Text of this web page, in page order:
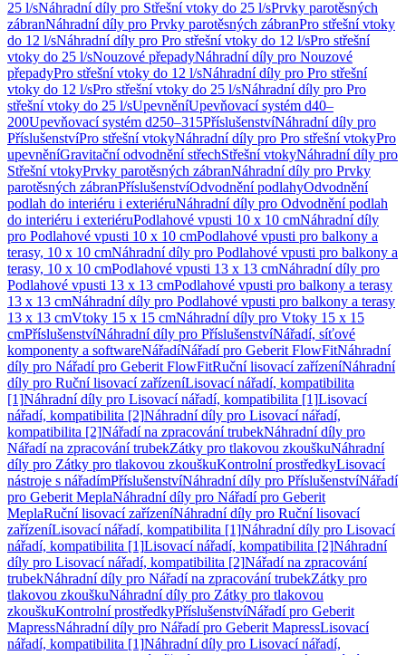
25 l/sNáhradní díly pro Střešní vtoky do 25 l/sPrvky parotěsných
zábranNáhradní díly pro Prvky parotěsných zábranPro střešní vtoky
do 12 l/sNáhradní díly pro Pro střešní vtoky do 12 l/sPro střešní
vtoky do 25 l/sNouzové přepadyNáhradní díly pro Nouzové
přepadyPro střešní vtoky do 12 l/sNáhradní díly pro Pro střešní
vtoky do 12 l/sPro střešní vtoky do 25 l/sNáhradní díly pro Pro
střešní vtoky do 25 l/sUpevněníUpevňovací systém d40–
200Upevňovací systém d250–315PříslušenstvíNáhradní díly pro
PříslušenstvíPro střešní vtokyNáhradní díly pro Pro střešní vtokyPro
upevněníGravitační odvodnění střechStřešní vtokyNáhradní díly pro
Střešní vtokyPrvky parotěsných zábranNáhradní díly pro Prvky
parotěsných zábranPříslušenstvíOdvodnění podlahyOdvodnění
podlah do interiéru i exteriéruNáhradní díly pro Odvodnění podlah
do interiéru i exteriéruPodlahové vpusti 10 x 10 cmNáhradní díly
pro Podlahové vpusti 10 x 10 cmPodlahové vpusti pro balkony a
terasy, 10 x 10 cmNáhradní díly pro Podlahové vpusti pro balkony a
terasy, 10 x 10 cmPodlahové vpusti 13 x 13 cmNáhradní díly pro
Podlahové vpusti 13 x 13 cmPodlahové vpusti pro balkony a terasy
13 x 13 cmNáhradní díly pro Podlahové vpusti pro balkony a terasy
13 x 13 cmVtoky 15 x 15 cmNáhradní díly pro Vtoky 15 x 15
cmPříslušenstvíNáhradní díly pro PříslušenstvíNářadí, síťové
komponenty a softwareNářadíNářadí pro Geberit FlowFitNáhradní
díly pro Nářadí pro Geberit FlowFitRuční lisovací zařízeníNáhradní
díly pro Ruční lisovací zařízeníLisovací nářadí, kompatibilita
[1]Náhradní díly pro Lisovací nářadí, kompatibilita [1]Lisovací
nářadí, kompatibilita [2]Náhradní díly pro Lisovací nářadí,
kompatibilita [2]Nářadí na zpracování trubekNáhradní díly pro
Nářadí na zpracování trubekZátky pro tlakovou zkouškuNáhradní
díly pro Zátky pro tlakovou zkouškuKontrolní prostředkyLisovací
nástroje s nářadímPříslušenstvíNáhradní díly pro PříslušenstvíNářadí
pro Geberit MeplaNáhradní díly pro Nářadí pro Geberit
MeplaRuční lisovací zařízeníNáhradní díly pro Ruční lisovací
zařízeníLisovací nářadí, kompatibilita [1]Náhradní díly pro Lisovací
nářadí, kompatibilita [1]Lisovací nářadí, kompatibilita [2]Náhradní
díly pro Lisovací nářadí, kompatibilita [2]Nářadí na zpracování
trubekNáhradní díly pro Nářadí na zpracování trubekZátky pro
tlakovou zkouškuNáhradní díly pro Zátky pro tlakovou
zkouškuKontrolní prostředkyPříslušenstvíNářadí pro Geberit
MapressNáhradní díly pro Nářadí pro Geberit MapressLisovací
nářadí, kompatibilita [1]Náhradní díly pro Lisovací nářadí,